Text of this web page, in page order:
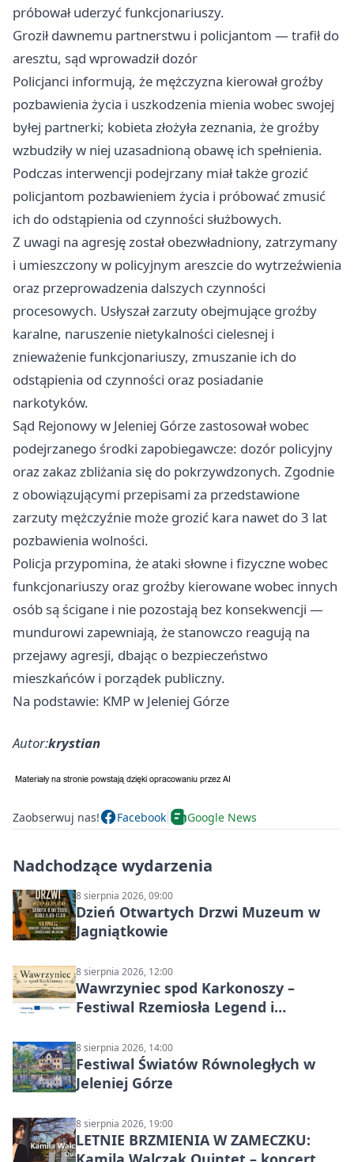
próbował uderzyć funkcjonariuszy.
Groził dawnemu partnerstwu i policjantom — trafił do
aresztu, sąd wprowadził dozór
Policjanci informują, że mężczyzna kierował groźby
pozbawienia życia i uszkodzenia mienia wobec swojej
byłej partnerki; kobieta złożyła zeznania, że groźby
wzbudziły w niej uzasadnioną obawę ich spełnienia.
Podczas interwencji podejrzany miał także grozić
policjantom pozbawieniem życia i próbować zmusić
ich do odstąpienia od czynności służbowych.
Z uwagi na agresję został obezwładniony, zatrzymany
i umieszczony w policyjnym areszcie do wytrzeźwienia
oraz przeprowadzenia dalszych czynności
procesowych. Usłyszał zarzuty obejmujące groźby
karalne, naruszenie nietykalności cielesnej i
znieważenie funkcjonariuszy, zmuszanie ich do
odstąpienia od czynności oraz posiadanie
narkotyków.
Sąd Rejonowy w Jeleniej Górze zastosował wobec
podejrzanego środki zapobiegawcze: dozór policyjny
oraz zakaz zbliżania się do pokrzywdzonych. Zgodnie
z obowiązującymi przepisami za przedstawione
zarzuty mężczyźnie może grozić kara nawet do 3 lat
pozbawienia wolności.
Policja przypomina, że ataki słowne i fizyczne wobec
funkcjonariuszy oraz groźby kierowane wobec innych
osób są ścigane i nie pozostają bez konsekwencji —
mundurowi zapewniają, że stanowczo reagują na
przejawy agresji, dbając o bezpieczeństwo
mieszkańców i porządek publiczny.
Na podstawie: KMP w Jeleniej Górze
Autor:krystian
Zaobserwuj nas! Facebook Google News
Nadchodzące wydarzenia
8 sierpnia 2026, 09:00
Dzień Otwartych Drzwi Muzeum w
Jagniątkowie
8 sierpnia 2026, 12:00
Wawrzyniec spod Karkonoszy –
Festiwal Rzemiosła Legend i
8 sierpnia 2026, 14:00
Festiwal Światów Równoległych w
Jeleniej Górze
8 sierpnia 2026, 19:00
LETNIE BRZMIENIA W ZAMECZKU: